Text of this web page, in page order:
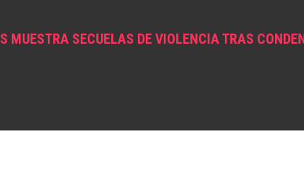
MUESTRA SECUELAS DE VIOLENCIA TRAS